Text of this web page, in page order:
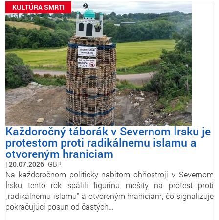
KULTÚRA SMRTI
Každoročný táborák v Severnom Írsku je
protestom proti radikálnemu islamu a
otvoreným hraniciam
20.07.2026 GBR
Na každoročnom politicky nabitom ohňostroji v Severnom
Írsku tento rok spálili figurínu mešity na protest proti
„radikálnemu islamu“ a otvoreným hraniciam, čo signalizuje
pokračujúci posun od častých…